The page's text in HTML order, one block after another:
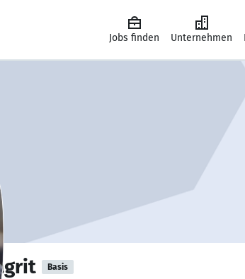
Jobs finden Unternehmen
Basis